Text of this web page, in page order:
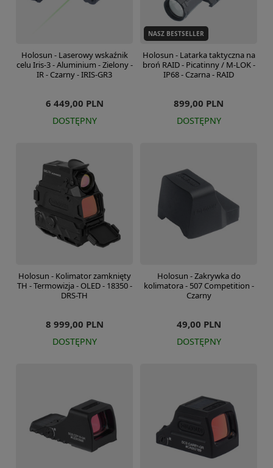
Holosun - Laserowy wskaźnik
celu Iris-3 - Aluminium - Zielony -
IR - Czarny - IRIS-GR3
6 449,00 PLN
DOSTĘPNY
NASZ BESTSELLER
Holosun - Latarka taktyczna na
broń RAID - Picatinny / M-LOK -
IP68 - Czarna - RAID
899,00 PLN
DOSTĘPNY
Holosun - Kolimator zamknięty
TH - Termowizja - OLED - 18350 -
DRS-TH
8 999,00 PLN
DOSTĘPNY
Holosun - Zakrywka do
kolimatora - 507 Competition -
Czarny
49,00 PLN
DOSTĘPNY